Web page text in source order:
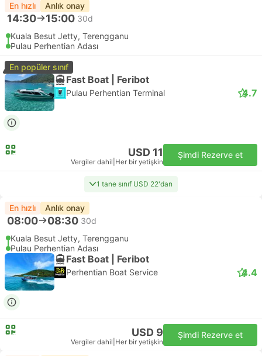
En hızlı Anlık onay
14:30 15:00 30d
Kuala Besut Jetty, Terengganu
Pulau Perhentian Adası
En popüler sınıf
Fast Boat | Feribot
Pulau Perhentian Terminal 4.7
USD 11
Vergiler dahil Her bir yetişkin
Şimdi Rezerve et
1 tane sınıf USD 22'dan
En hızlı Anlık onay
08:00 08:30 30d
Kuala Besut Jetty, Terengganu
Pulau Perhentian Adası
Fast Boat | Feribot
Perhentian Boat Service 4.4
USD 9
Vergiler dahil Her bir yetişkin
Şimdi Rezerve et